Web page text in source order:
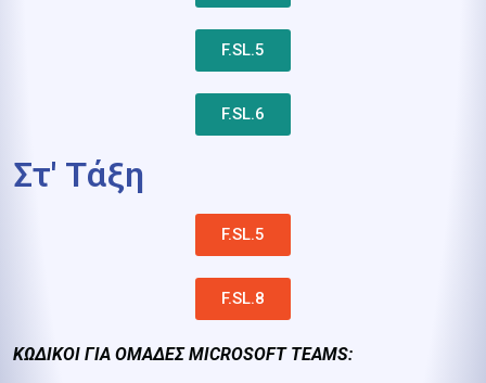
F.SL.5
F.SL.6
Στ' Τάξη
F.SL.5
F.SL.8
ΚΩΔΙΚΟΙ ΓΙΑ ΟΜΑΔΕΣ MICROSOFT TEAMS: